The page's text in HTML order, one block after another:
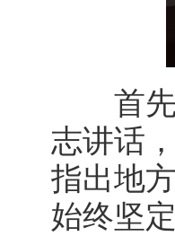
首先
志讲话
指出地
始终坚